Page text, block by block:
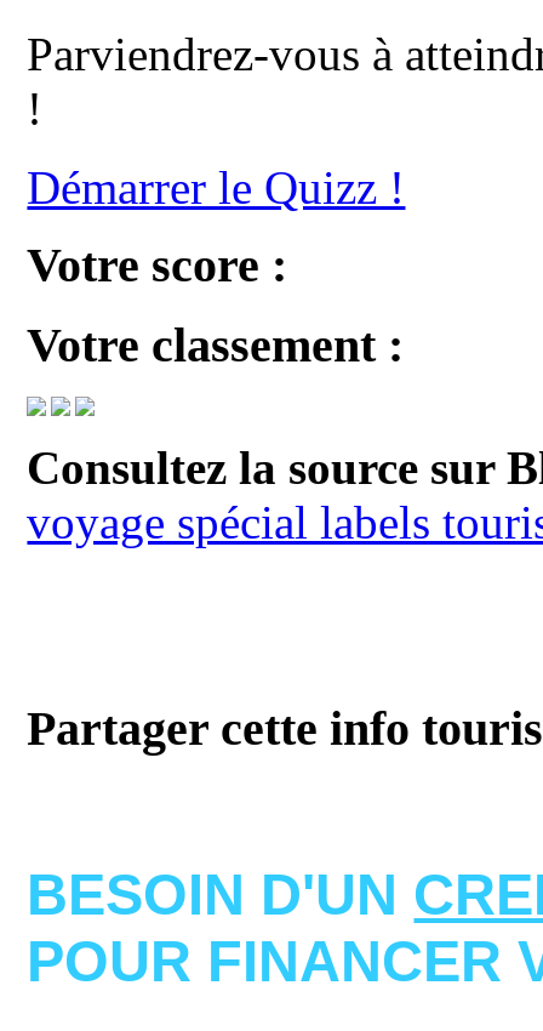
Parviendrez-vous à
!
Démarrer le Quizz !
Votre score :
Votre classement :
Consultez la source sur
voyage spécial labels
Partager cette info
BESOIN D'UN
POUR FINANCER